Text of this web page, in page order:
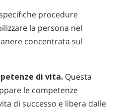
procedure
la persona nel
concentrata sul
di vita. Questa
le competenze
di successo e libera dalle